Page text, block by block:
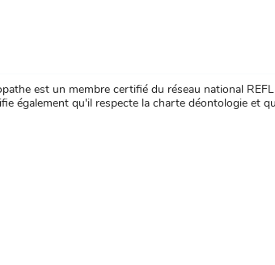
est un membre certifié du réseau national
également qu'il respecte la charte déontologie et